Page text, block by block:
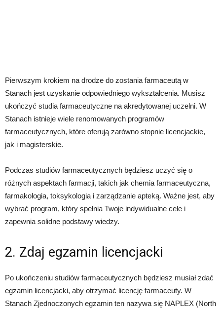
Pierwszym krokiem na drodze do zostania farmaceutą w
Stanach jest uzyskanie odpowiedniego wykształcenia. Musisz
ukończyć studia farmaceutyczne na akredytowanej uczelni. W
Stanach istnieje wiele renomowanych programów
farmaceutycznych, które oferują zarówno stopnie licencjackie,
jak i magisterskie.
Podczas studiów farmaceutycznych będziesz uczyć się o
różnych aspektach farmacji, takich jak chemia farmaceutyczna,
farmakologia, toksykologia i zarządzanie apteką. Ważne jest, aby
wybrać program, który spełnia Twoje indywidualne cele i
zapewnia solidne podstawy wiedzy.
2. Zdaj egzamin licencjacki
Po ukończeniu studiów farmaceutycznych będziesz musiał zdać
egzamin licencjacki, aby otrzymać licencję farmaceuty. W
Stanach Zjednoczonych egzamin ten nazywa się NAPLEX (North